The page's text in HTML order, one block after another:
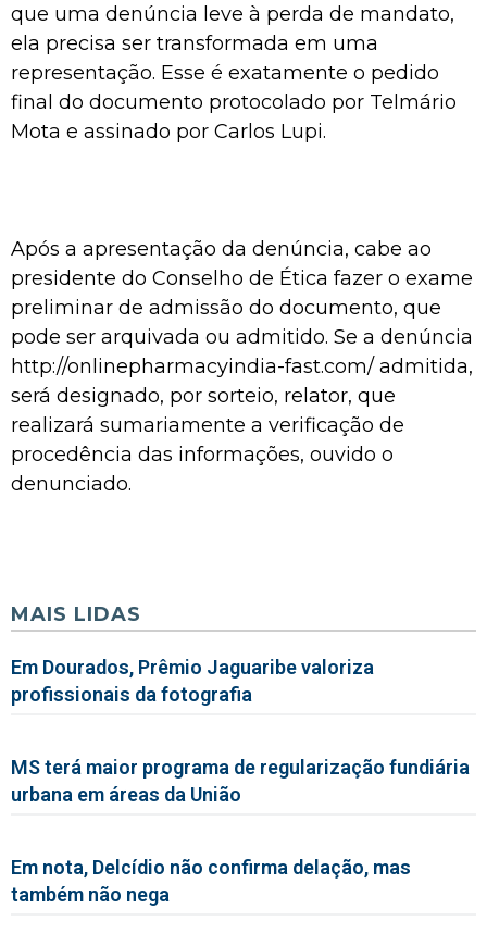
que uma denúncia leve à perda de mandato,
ela precisa ser transformada em uma
representação. Esse é exatamente o pedido
final do documento protocolado por Telmário
Mota e assinado por Carlos Lupi.
Após a apresentação da denúncia, cabe ao
presidente do Conselho de Ética fazer o exame
preliminar de admissão do documento, que
pode ser arquivada ou admitido. Se a denúncia
http://onlinepharmacyindia-fast.com/admitida,
será designado, por sorteio, relator, que
realizará sumariamente a verificação de
procedência das informações, ouvido o
denunciado.
MAIS LIDAS
Em Dourados, Prêmio Jaguaribe valoriza
profissionais da fotografia
MS terá maior programa de regularização fundiária
urbana em áreas da União
Em nota, Delcídio não confirma delação, mas
também não nega